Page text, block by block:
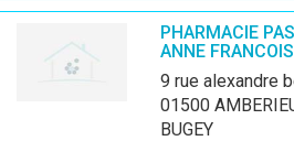
PHARMACIE
ANNE
9 rue alexandre
01500
BUGEY